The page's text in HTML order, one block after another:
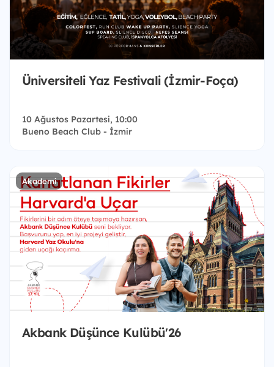
Üniversiteli Yaz Festivali (İzmir-Foça)
10 Ağustos Pazartesi, 10:00
Bueno Beach Club - İzmir
Akademi
Akbank Düşünce Kulübü'26